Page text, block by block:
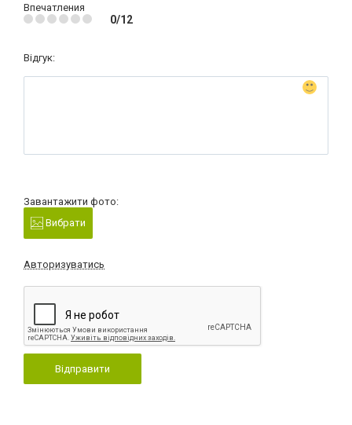
Впечатления
0/12
Відгук:
Завантажити фото:
Вибрати
Авторизуватись
Відправити